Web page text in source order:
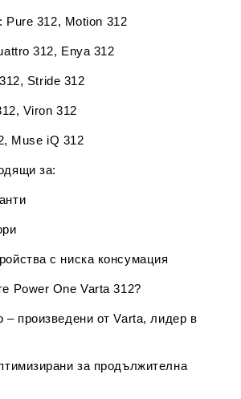
: Pure 312, Motion 312
312, Enya 312
Stride 312
Viron 312
Muse iQ 312
за:
с ниска консумация
Power One Varta 312?
– произведени от Varta, лидер в
за продължителна